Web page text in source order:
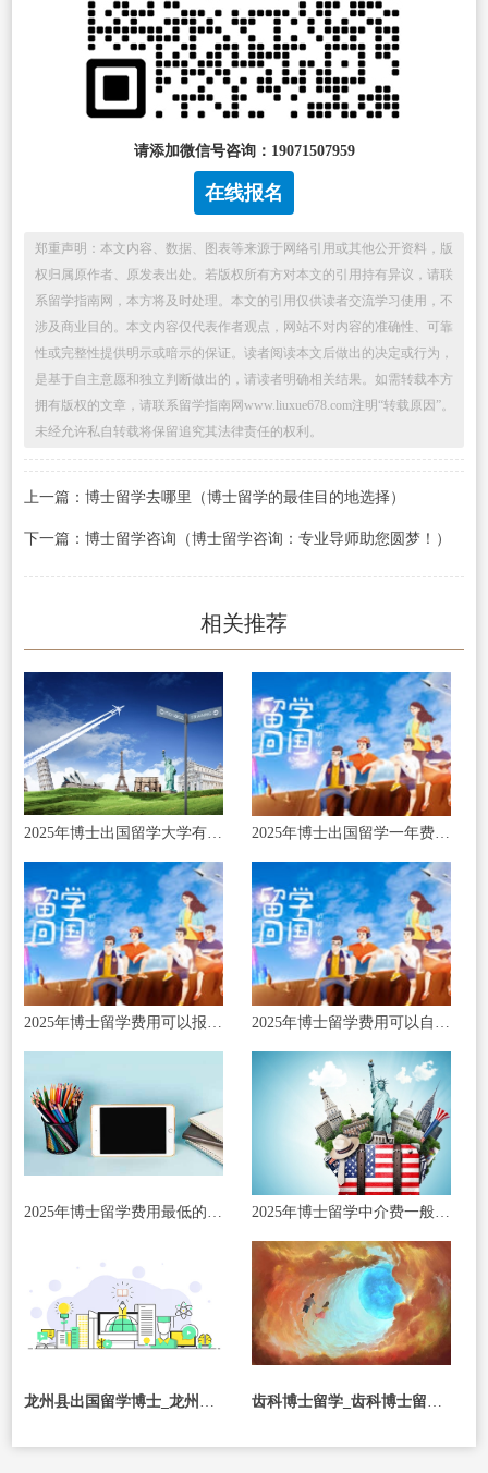
请添加微信号咨询：19071507959
在线报名
郑重声明：本文内容、数据、图表等来源于网络引用或其他公开资料，版
权归属原作者、原发表出处。若版权所有方对本文的引用持有异议，请联
系留学指南网，本方将及时处理。本文的引用仅供读者交流学习使用，不
涉及商业目的。本文内容仅代表作者观点，网站不对内容的准确性、可靠
性或完整性提供明示或暗示的保证。读者阅读本文后做出的决定或行为，
是基于自主意愿和独立判断做出的，请读者明确相关结果。如需转载本方
拥有版权的文章，请联系留学指南网www.liuxue678.com注明“转载原因”。
未经允许私自转载将保留追究其法律责任的权利。
上一篇：博士留学去哪里（博士留学的最佳目的地选择）
下一篇：博士留学咨询（博士留学咨询：专业导师助您圆梦！）
相关推荐
2025年博士出国留学大学有哪些? 2025年博士出国留学一年费用大概多少钱?
2025年博士留学中介费一般收多少?